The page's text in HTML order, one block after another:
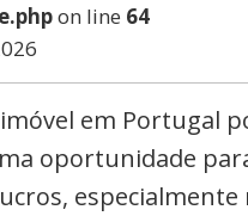
on line 64
em Portugal
oportunidade
especialmente